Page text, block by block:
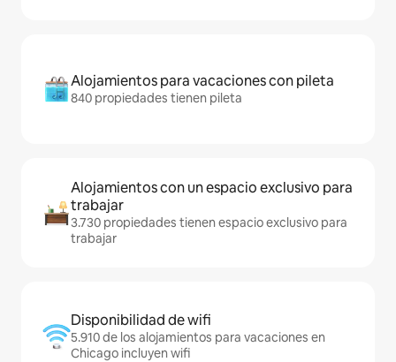
Alojamientos para vacaciones con pileta
840 propiedades tienen pileta
Alojamientos con un espacio exclusivo para
trabajar
3.730 propiedades tienen espacio exclusivo para
trabajar
Disponibilidad de wifi
5.910 de los alojamientos para vacaciones en
Chicago incluyen wifi